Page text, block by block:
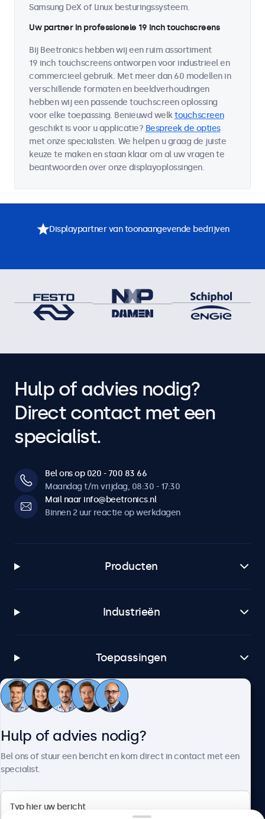
Samsung DeX of Linux besturingssysteem.
Uw partner in professionele 19 inch touchscreens
Bij Beetronics hebben wij een ruim assortiment
19 inch touchscreens ontworpen voor industrieel en
commercieel gebruik. Met meer dan 60 modellen in
verschillende formaten en beeldverhoudingen
hebben wij een passende touchscreen oplossing
voor elke toepassing. Benieuwd welktouchscreen
geschikt is voor u applicatie? Bespreek de opties
met onze specialisten. We helpen u graag de juiste
keuze te maken en staan klaar om al uw vragen te
beantwoorden over onze displayoplossingen.
Displaypartner van toonaangevende bedrijven
Hulp of advies nodig?
Direct contact met een
specialist.
Bel ons op 020 - 700 83 66
Maandag t/m vrijdag, 08:30 - 17:30
Mail naar info@beetronics.nl
Binnen 2 uur reactie op werkdagen
Producten
Industrieën
Toepassingen
Klantenservice
Hulp of advies nodig?
Bel ons of stuur een bericht en kom direct in contact met een
specialist.